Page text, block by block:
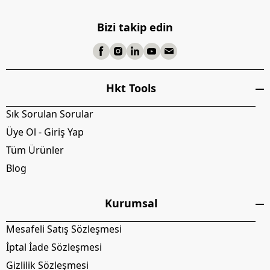
Bizi takip edin
Hkt Tools
Sık Sorulan Sorular
Üye Ol - Giriş Yap
Tüm Ürünler
Blog
Kurumsal
Mesafeli Satış Sözleşmesi
İptal İade Sözleşmesi
Gizlilik Sözleşmesi